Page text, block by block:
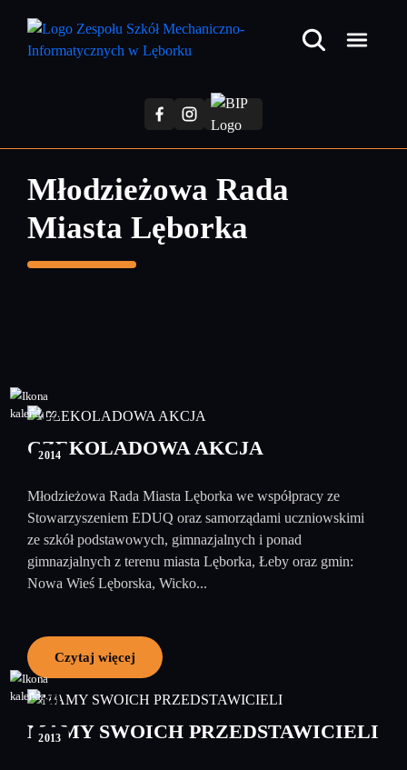
treści
Młodzieżowa Rada
Miasta Lęborka
12
2014
CZEKOLADOWA AKCJA
Młodzieżowa Rada Miasta Lęborka we współpracy ze
Stowarzyszeniem EDUQ oraz samorządami uczniowskimi
ze szkół podstawowych, gimnazjalnych i ponad
gimnazjalnych z terenu miasta Lęborka, Łeby oraz gmin:
Nowa Wieś Lęborska, Wicko...
Czytaj więcej
30
2013
MAMY SWOICH PRZEDSTAWICIELI